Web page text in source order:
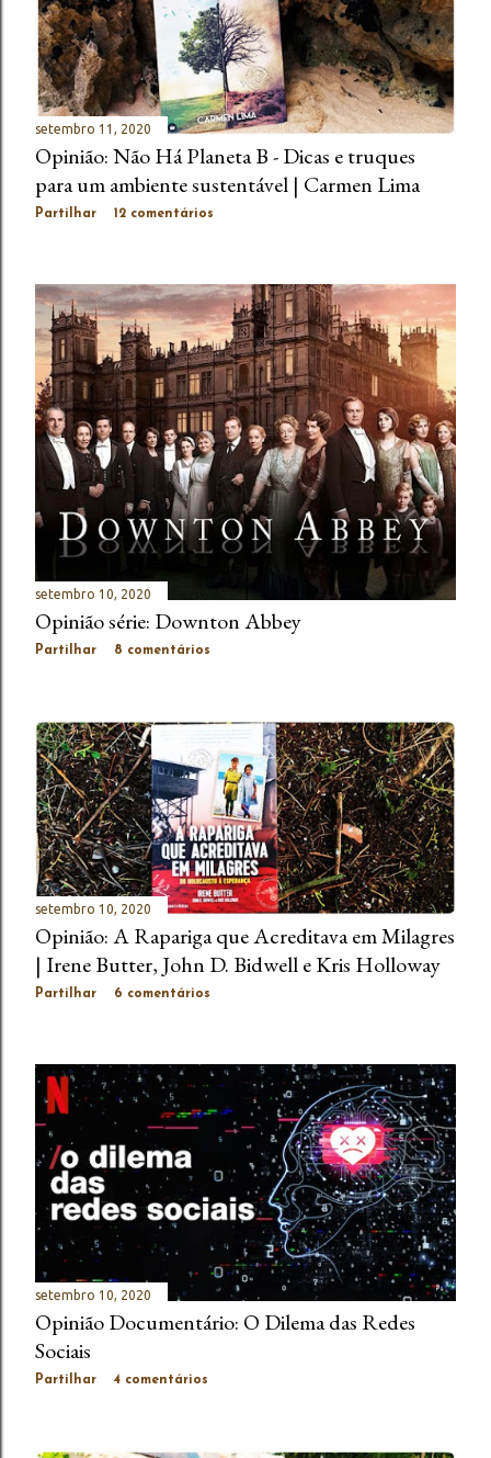
setembro 11, 2020
Opinião: Não Há Planeta B - Dicas e truques
para um ambiente sustentável | Carmen Lima
Partilhar 12 comentários
setembro 10, 2020
Opinião série: Downton Abbey
Partilhar 8 comentários
setembro 10, 2020
Opinião: A Rapariga que Acreditava em Milagres
| Irene Butter, John D. Bidwell e Kris Holloway
Partilhar 6 comentários
setembro 10, 2020
Opinião Documentário: O Dilema das Redes
Sociais
Partilhar 4 comentários